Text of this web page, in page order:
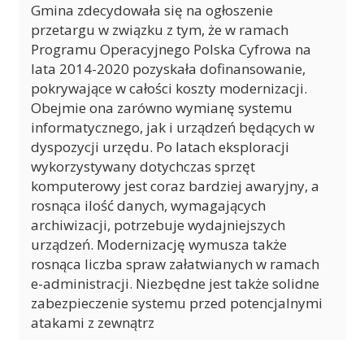
Gmina zdecydowała się na ogłoszenie
przetargu w związku z tym, że w ramach
Programu Operacyjnego Polska Cyfrowa na
lata 2014-2020 pozyskała dofinansowanie,
pokrywające w całości koszty modernizacji.
Obejmie ona zarówno wymianę systemu
informatycznego, jak i urządzeń będących w
dyspozycji urzędu. Po latach eksploracji
wykorzystywany dotychczas sprzęt
komputerowy jest coraz bardziej awaryjny, a
rosnąca ilość danych, wymagających
archiwizacji, potrzebuje wydajniejszych
urządzeń. Modernizację wymusza także
rosnąca liczba spraw załatwianych w ramach
e-administracji. Niezbędne jest także solidne
zabezpieczenie systemu przed potencjalnymi
atakami z zewnątrz